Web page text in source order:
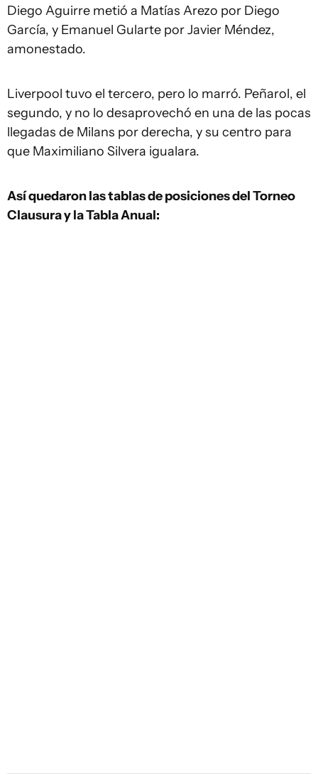
Diego Aguirre metió a Matías Arezo por Diego
García, y Emanuel Gularte por Javier Méndez,
amonestado.
Liverpool tuvo el tercero, pero lo marró. Peñarol, el
segundo, y no lo desaprovechó en una de las pocas
llegadas de Milans por derecha, y su centro para
que Maximiliano Silvera igualara.
Así quedaron las tablas de posiciones del Torneo
Clausura y la Tabla Anual: